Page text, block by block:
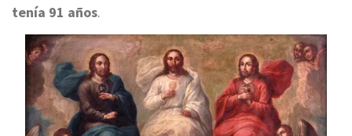
tenía 91 años.